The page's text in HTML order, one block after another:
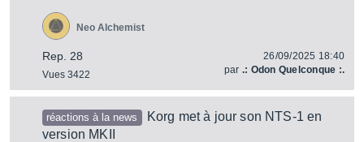
Rep. 28
Vues 3422
Neo Alchemist
26/09/2025 18:40
par .: Odon Quelconque :.
réactions à la news
Korg met à jour son NTS-1 en
version MKII